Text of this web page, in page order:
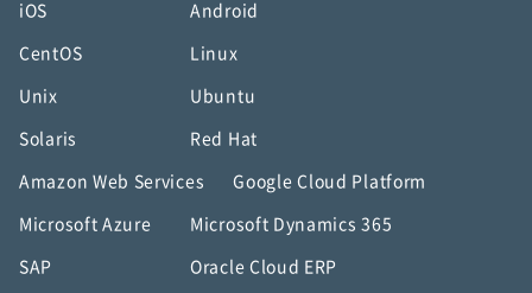
iOS Android
CentOS Linux
Unix Ubuntu
Solaris Red Hat
Amazon Web Services Google Cloud Platform
Microsoft Azure Microsoft Dynamics 365
SAP Oracle Cloud ERP